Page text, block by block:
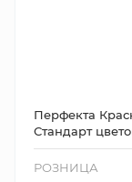
Перфекта
Стандарт
РОЗНИЦА